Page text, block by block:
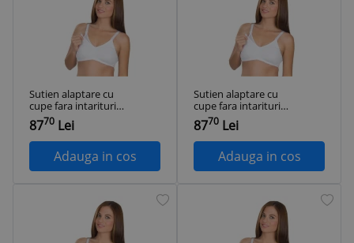
Sutien alaptare cu
cupe fara intarituri
BabyJem (Culoare:
Bej, Marime: 85)
8770 Lei
Adauga in cos
Sutien alaptare cu
cupe fara intarituri
BabyJem (Culoare:
Bej, Marime: 100)
8770 Lei
Adauga in cos